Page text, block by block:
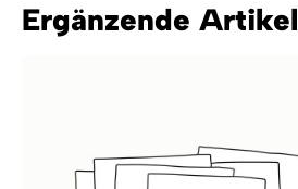
Ergänzende Artikel